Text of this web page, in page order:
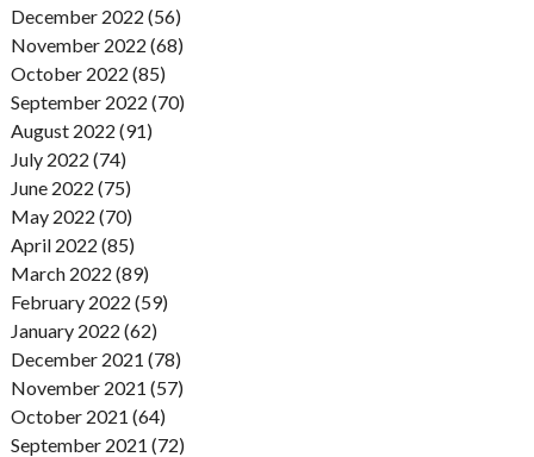
December 2022 (56)
November 2022 (68)
October 2022 (85)
September 2022 (70)
August 2022 (91)
July 2022 (74)
June 2022 (75)
May 2022 (70)
April 2022 (85)
March 2022 (89)
February 2022 (59)
January 2022 (62)
December 2021 (78)
November 2021 (57)
October 2021 (64)
September 2021 (72)